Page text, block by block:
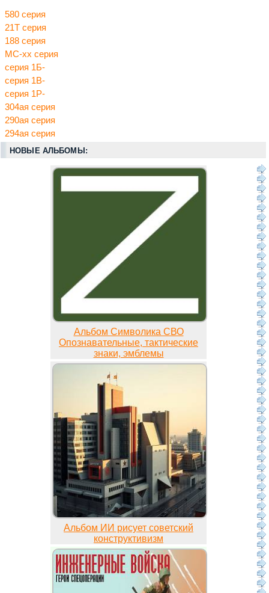
580 серия
21Т серия
188 серия
МС-хх серия
серия 1Б-
серия 1В-
серия 1Р-
304ая серия
290ая серия
294ая серия
НОВЫЕ АЛЬБОМЫ:
Альбом Символика СВО
Опознавательные, тактические
знаки, эмблемы
Альбом ИИ рисует советский
конструктивизм